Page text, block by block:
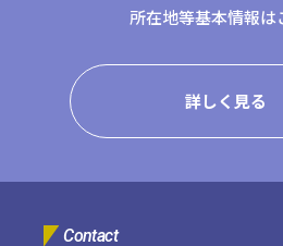
拠点一覧
東京本社
富山本部高岡本部大阪本部北大阪
所在地等基本情報は
詳しく見る
Contact